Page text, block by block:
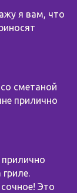
я вам, что
сметаной
прилично
Это